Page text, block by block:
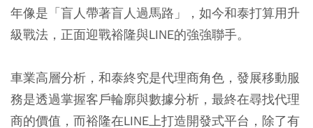
年像是「盲人帶著盲人過馬路」，如今和泰打算用升
級戰法，正面迎戰裕隆與LINE的強強聯手。
車業高層分析，和泰終究是代理商角色，發展移動服
務是透過掌握客戶輪廓與數據分析，最終在尋找代理
商的價值，而裕隆在LINE上打造開發式平台，除了有